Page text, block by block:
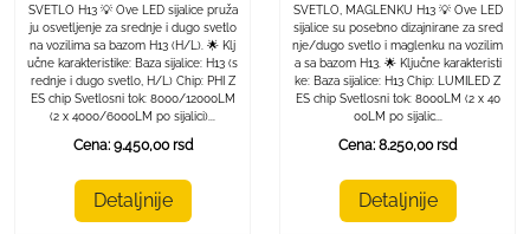
SVETLO H13 💡 Ove LED sijalice pruža
ju osvetljenje za srednje i dugo svetlo
na vozilima sa bazom H13 (H/L). 🌟 Klj
učne karakteristike: Baza sijalice: H13 (s
rednje i dugo svetlo, H/L) Chip: PHI Z
ES chip Svetlosni tok: 8000/12000LM
(2 x 4000/6000LM po sijalici)...
Cena: 9.450,00 rsd
Detaljnije
SVETLO, MAGLENKU H13 💡 Ove LED
sijalice su posebno dizajnirane za sred
nje/dugo svetlo i maglenku na vozilim
a sa bazom H13. 🌟 Ključne karakteristi
ke: Baza sijalice: H13 Chip: LUMILED Z
ES chip Svetlosni tok: 8000LM (2 x 40
00LM po sijalic...
Cena: 8.250,00 rsd
Detaljnije